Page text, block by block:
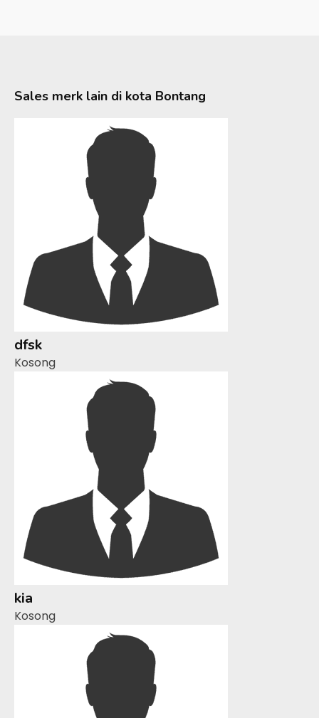
Sales merk lain di kota Bontang
dfsk
Kosong
kia
Kosong